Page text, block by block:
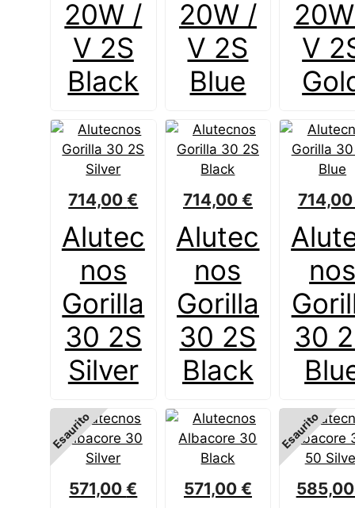
20W /
V 2S
Black
20W /
V 2S
Blue
V
Alutec
nos
Gorilla
30 2S
Silver
714,00€
Alutec
nos
Gorilla
30 2S
Black
714,00 €
30
Esaurito
571,00€ 571,00 €
Esaurito